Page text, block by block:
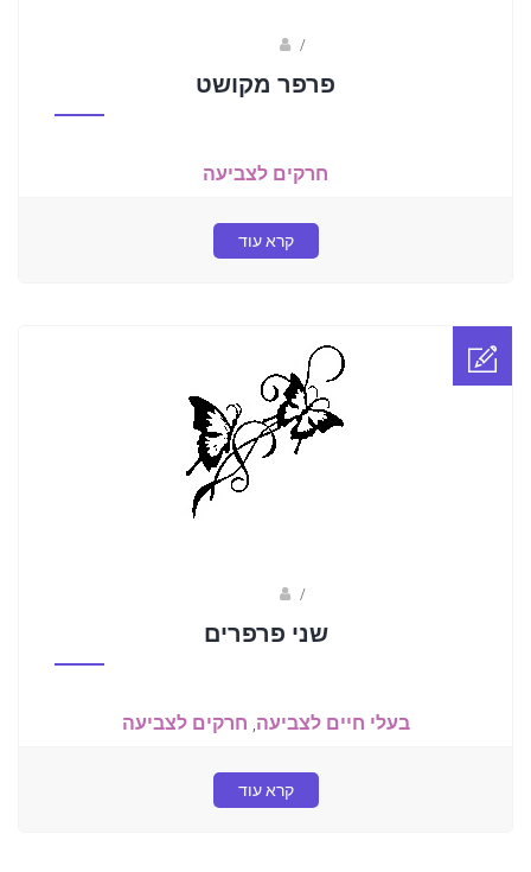
/
פרפר מקושט
חרקים לצביעה
קרא עוד
/
שני פרפרים
בעלי חיים לצביעה, חרקים לצביעה
קרא עוד